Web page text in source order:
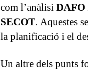
com l’anàlisiDAFO
SECOT. Aquestes
la planificació i el
Un altre dels punts